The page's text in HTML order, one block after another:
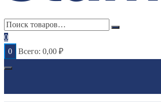
0
0
Всего: 0,00 ₽